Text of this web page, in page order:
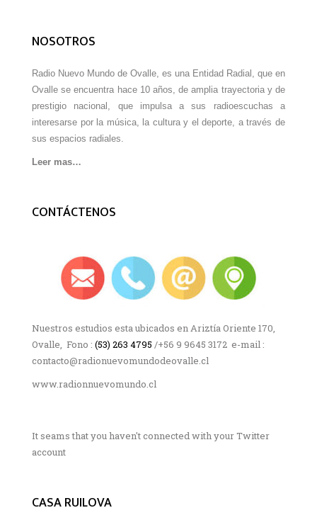
NOSOTROS
Radio Nuevo Mundo de Ovalle, es una Entidad Radial, que en
Ovalle se encuentra hace 10 años, de amplia trayectoria y de
prestigio nacional, que impulsa a sus radioescuchas a
interesarse por la música, la cultura y el deporte, a través de
sus espacios radiales.
Leer mas…
CONTÁCTENOS
Nuestros estudios esta ubicados en Ariztía Oriente 170,
Ovalle, Fono : (53) 263 4795 /+56 9 9645 3172 e-mail :
contacto@radionuevomundodeovalle.cl
www.radionnuevomundo.cl
It seams that you haven't connected with your Twitter
account
CASA RUILOVA